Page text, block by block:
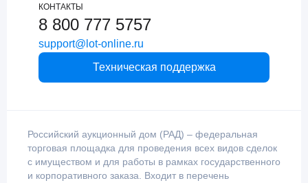
КОНТАКТЫ
8 800 777 5757
support@lot-online.ru
Техническая поддержка
Российский аукционный дом (РАД) – федеральная
торговая площадка для проведения всех видов сделок
с имуществом и для работы в рамках государственного
и корпоративного заказа. Входит в перечень